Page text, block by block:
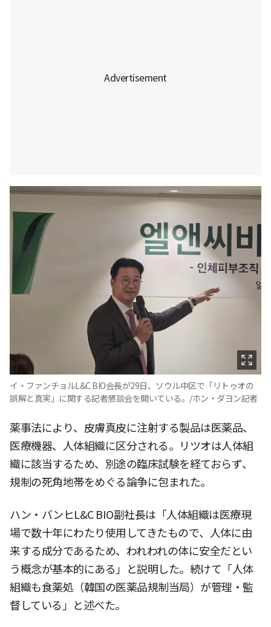
イ・ファンチョルL&C BIO会長が29日、ソウル中区で「リトゥオの
誤解と真実」に関する記者懇談会を開いている。/ホン・ダヨン記者
薬事法により、皮膚真皮に注射する製品は医薬品、
医療機器、人体組織に区分される。リツオは人体組
織に該当するため、別途の臨床試験を経ておらず、
規制の死角地帯をめぐる論争に包まれた。
ハン・バンヒL&C BIO副社長は「人体組織は医療現
場で数十年にわたり使用してきたもので、人体に由
来する成分であるため、われわれの体に安全だとい
う概念が基本的にある」と説明した。続けて「人体
組織も食薬処（韓国の医薬品規制当局）が管理・監
督している」と述べた。